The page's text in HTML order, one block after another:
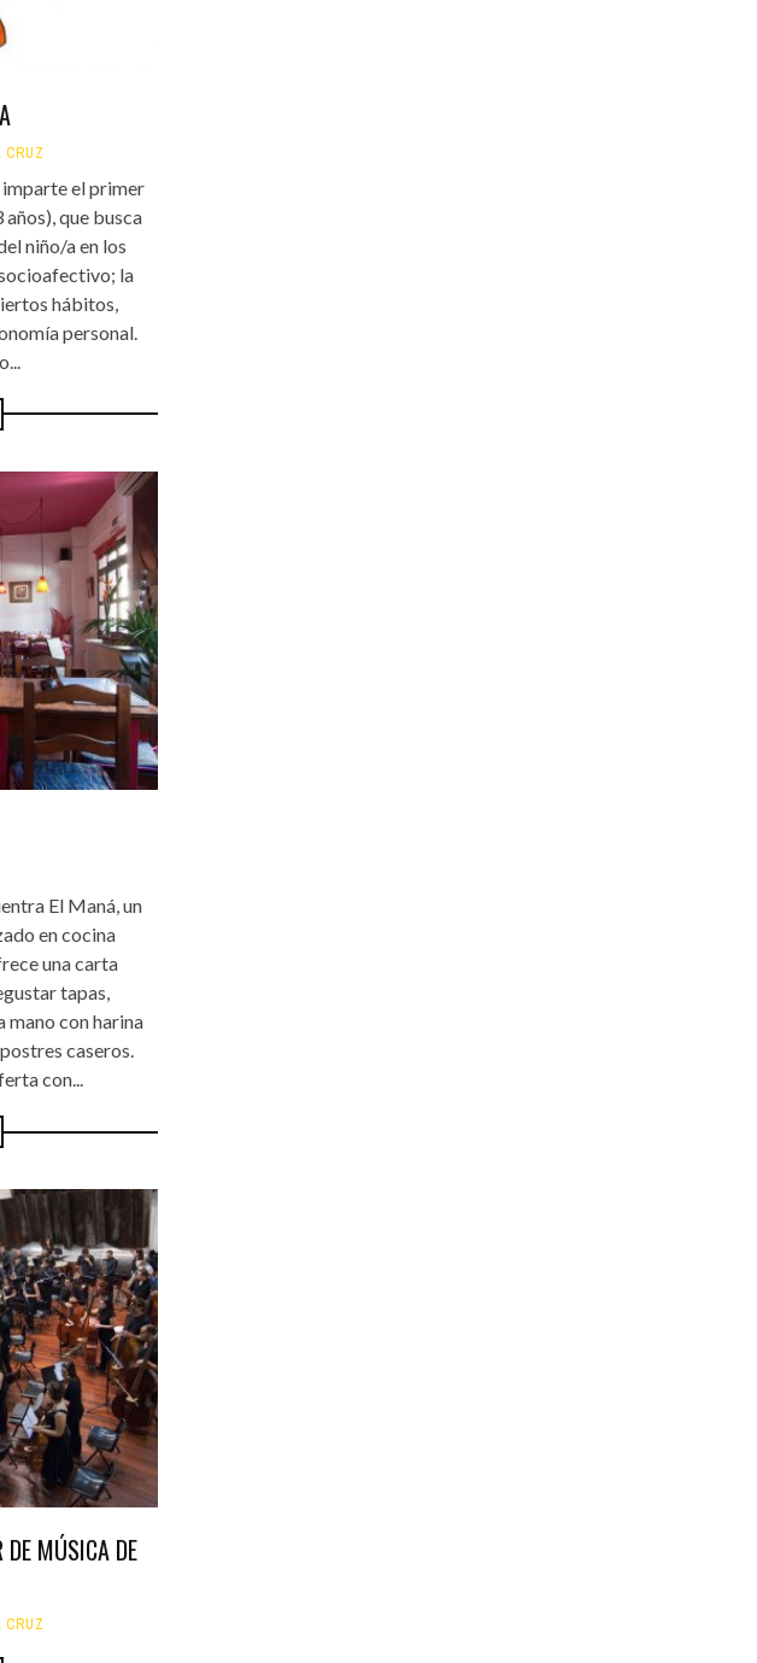
imparte el primer
que busca
niño/a en los
la
hábitos,
personal.
El Maná, un
en cocina
una carta
tapas,
mano con harina
caseros.
con...
DE MÚSICA DE